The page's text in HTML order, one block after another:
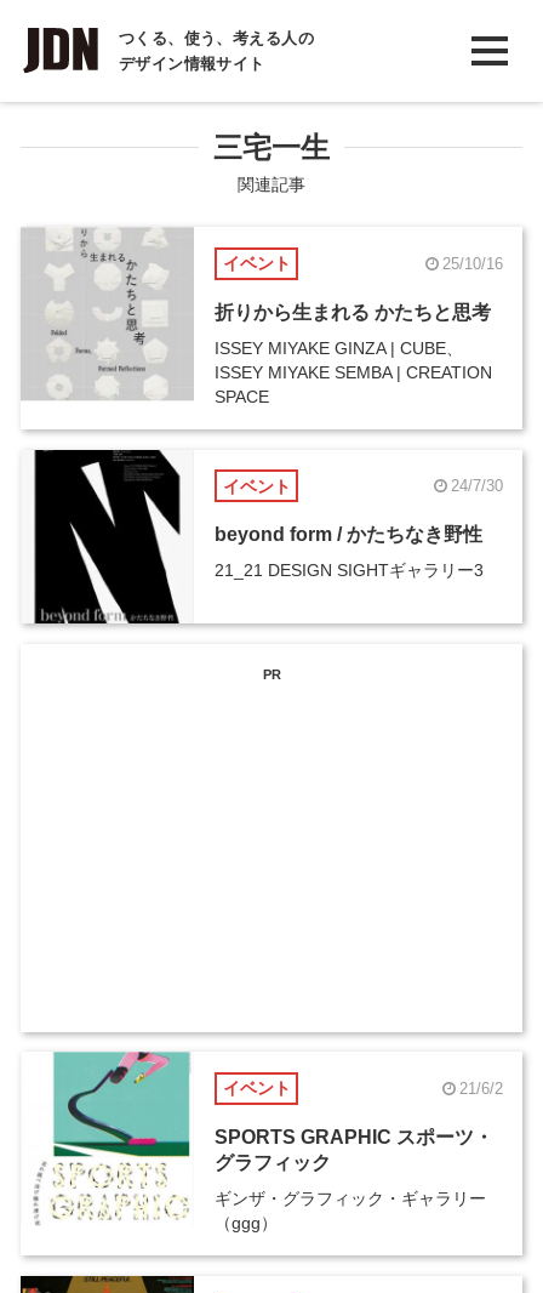
つくる、使う、考える人の
デザイン情報サイト
INTERVIEW
インタビュー
COLUMN
コラム
三宅一生
関連記事
イベント 25/10/16
折りから生まれる かたちと思考
ISSEY MIYAKE GINZA | CUBE、
ISSEY MIYAKE SEMBA | CREATION
SPACE
イベント 24/7/30
beyond form / かたちなき野性
21_21 DESIGN SIGHTギャラリー3
PR
イベント 21/6/2
SPORTS GRAPHIC スポーツ・
グラフィック
ギンザ・グラフィック・ギャラリー
（ggg）